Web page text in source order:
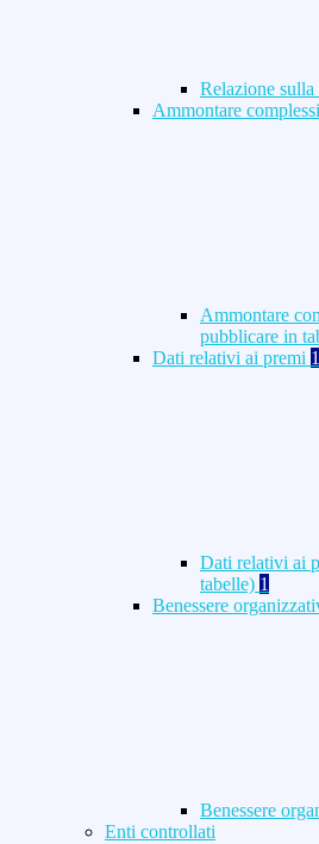
Relazione sulla
Ammontare
Ammontare
pubblicare in
Dati relativi ai premi 1
Dati relativi ai
tabelle) 1
Benessere
Benessere
Enti controllati